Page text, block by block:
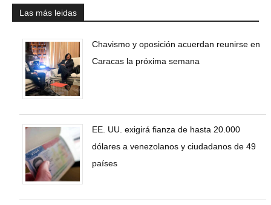
Las más leidas
Chavismo y oposición acuerdan reunirse en
Caracas la próxima semana
EE. UU. exigirá fianza de hasta 20.000
dólares a venezolanos y ciudadanos de 49
países